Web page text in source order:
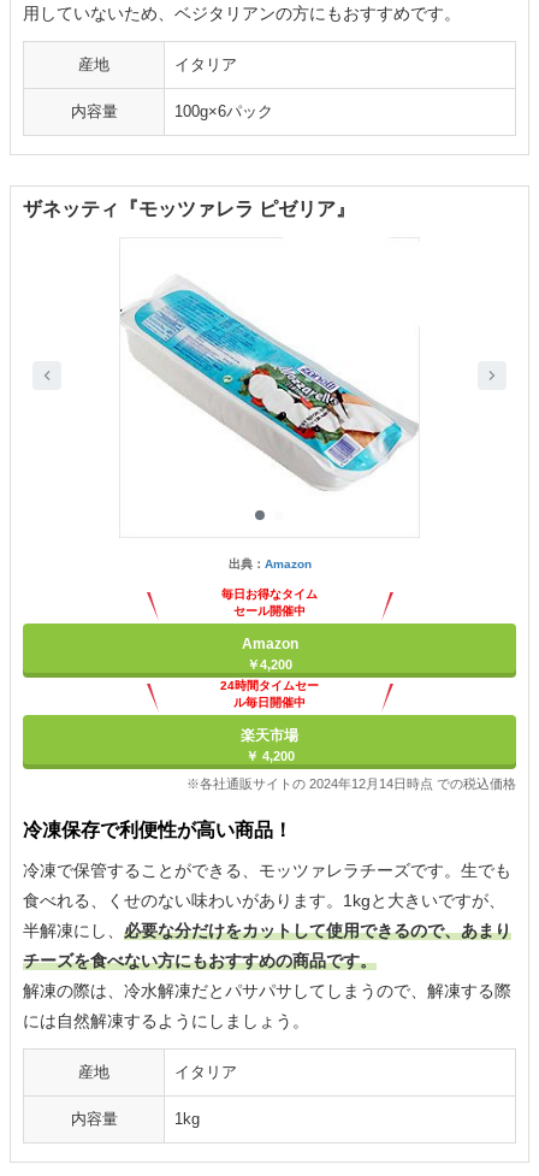
用していないため、ベジタリアンの方にもおすすめです。
産地 イタリア
内容量 100g×6パック
ザネッティ『モッツァレラ ピゼリア』
出典： Amazon
毎日お得なタイム
セール開催中
Amazon
￥4,200
24時間タイムセー
ル毎日開催中
楽天市場
￥ 4,200
※各社通販サイトの 2024年12月14日時点 での税込価格
冷凍保存で利便性が高い商品！
冷凍で保管することができる、モッツァレラチーズです。生でも
食べれる、くせのない味わいがあります。1kgと大きいですが、
半解凍にし、 必要な分だけをカットして使用できるので、あまり
チーズを食べない方にもおすすめの商品です。
解凍の際は、冷水解凍だとパサパサしてしまうので、解凍する際
には自然解凍するようにしましょう。
産地 イタリア
内容量 1kg